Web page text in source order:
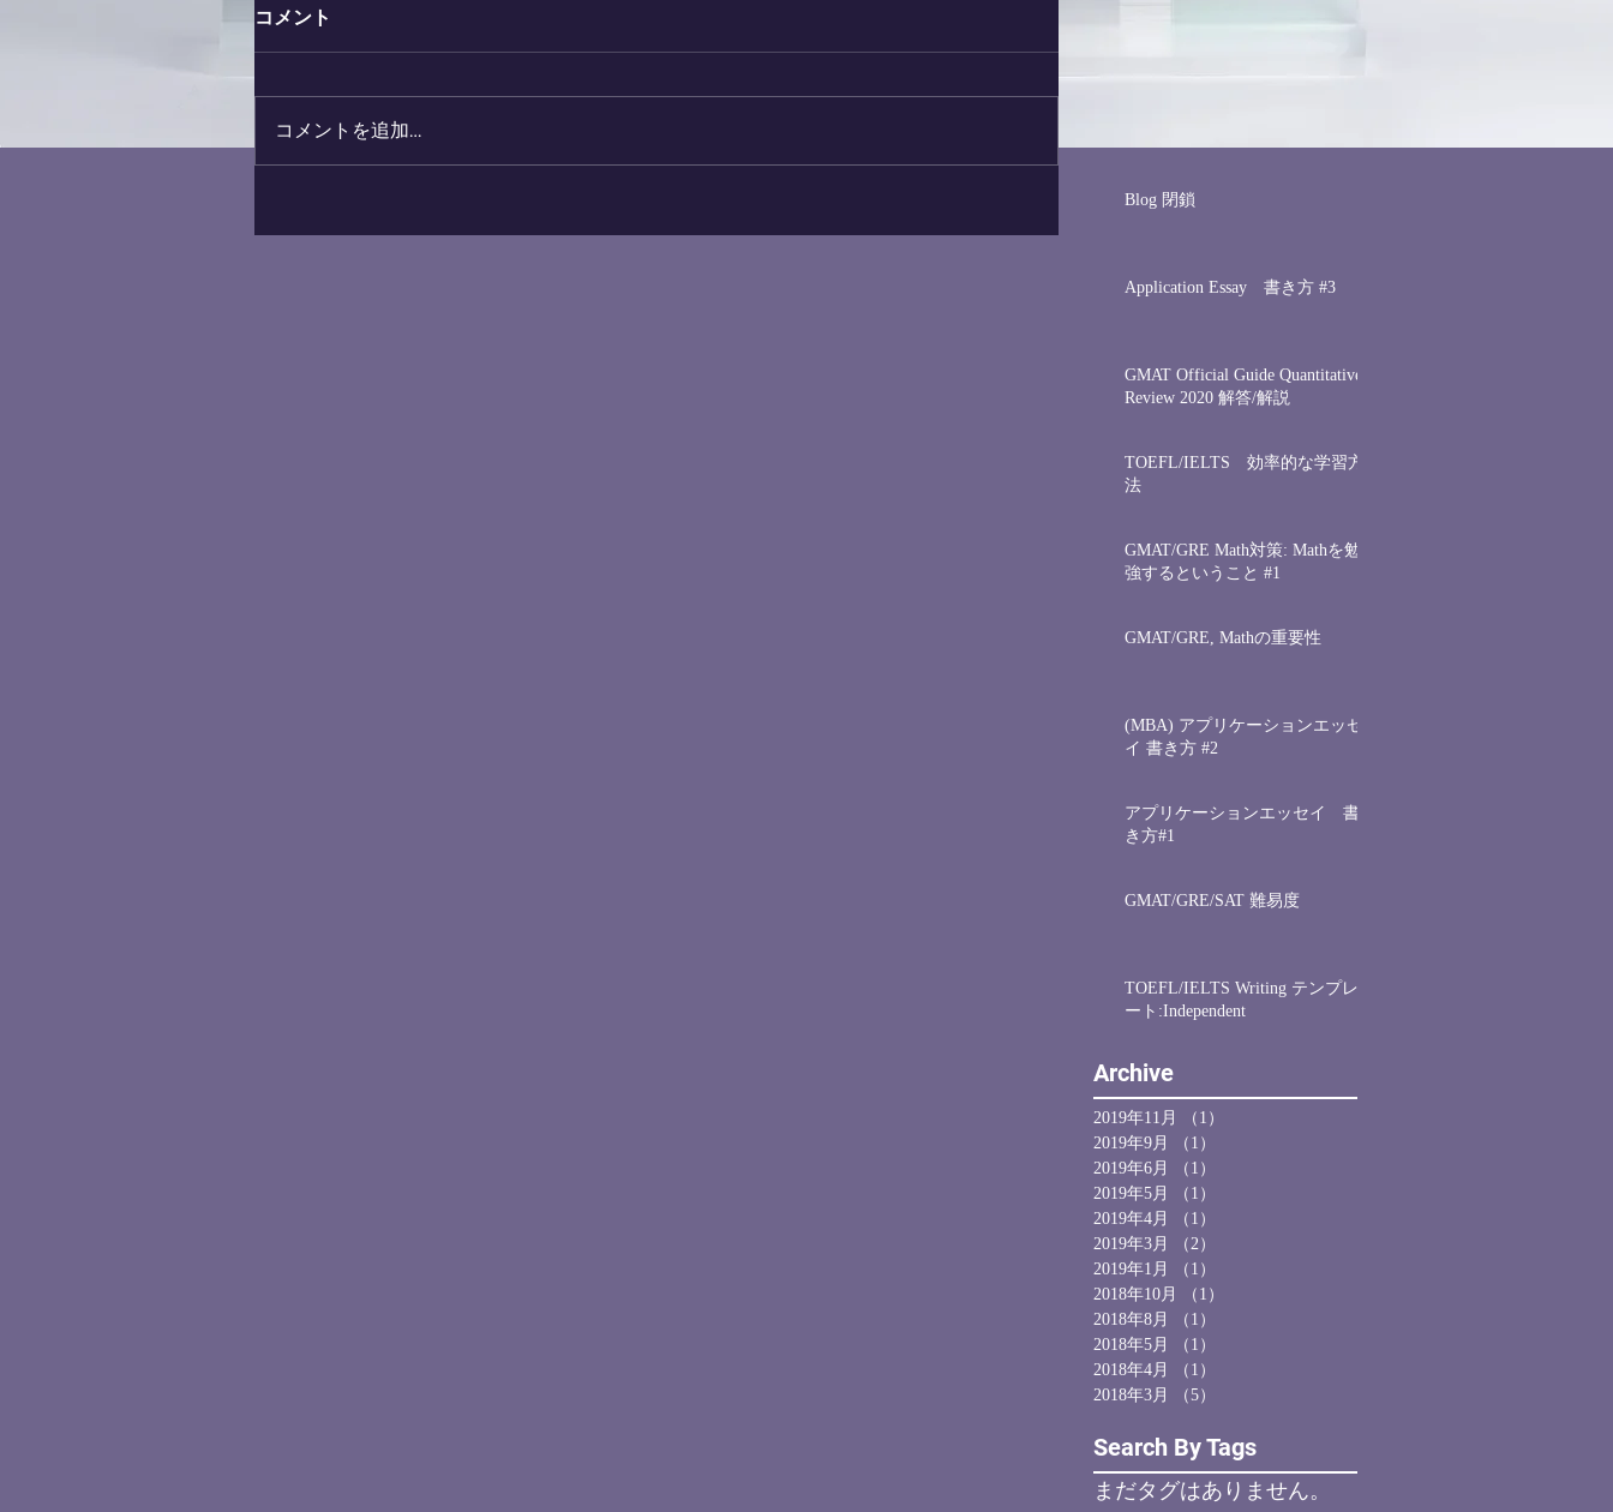
コメント
コメントを追加…
Blog 閉鎖
Application Essay 書き方 #3
GMAT Official Guide Quantitative
Review 2020 解答/解説
TOEFL/IELTS 効率的な学習方
法
GMAT/GRE Math対策: Mathを勉
強するということ #1
GMAT/GRE, Mathの重要性
(MBA) アプリケーションエッセ
イ 書き方 #2
アプリケーションエッセイ 書
き方#1
GMAT/GRE/SAT 難易度
TOEFL/IELTS Writing テンプレ
ート:Independent
Archive
2019年11月 （1）
2019年9月
（1）
2019年6月
（1）
2019年5月
（1）
2019年4月
（1）
2019年3月
（2）
2019年1月
（1）
2018年10月
（1）
2018年8月
（1）
2018年5月
（1）
2018年4月
（1）
2018年3月
（5）
Search By Tags
まだタグはありません。